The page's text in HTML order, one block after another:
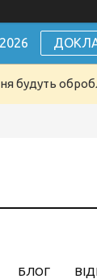
будуть
БЛОГ